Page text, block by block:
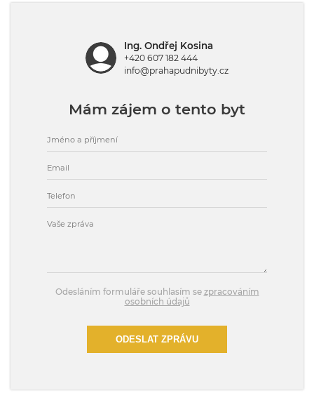
Ing. Ondřej Kosina
+420 607 182 444
info@prahapudnibyty.cz
Mám zájem o tento byt
Odesláním formuláře souhlasím se zpracováním
osobních údajů
ODESLAT ZPRÁVU